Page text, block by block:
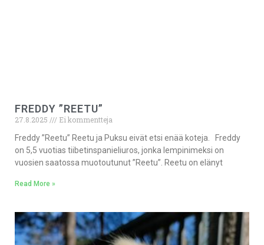
FREDDY ”REETU”
27.8.2025
Ei kommentteja
Freddy ”Reetu” Reetu ja Puksu eivät etsi enää koteja. Freddy
on 5,5 vuotias tiibetinspanieliuros, jonka lempinimeksi on
vuosien saatossa muotoutunut ”Reetu”. Reetu on elänyt
Read More »